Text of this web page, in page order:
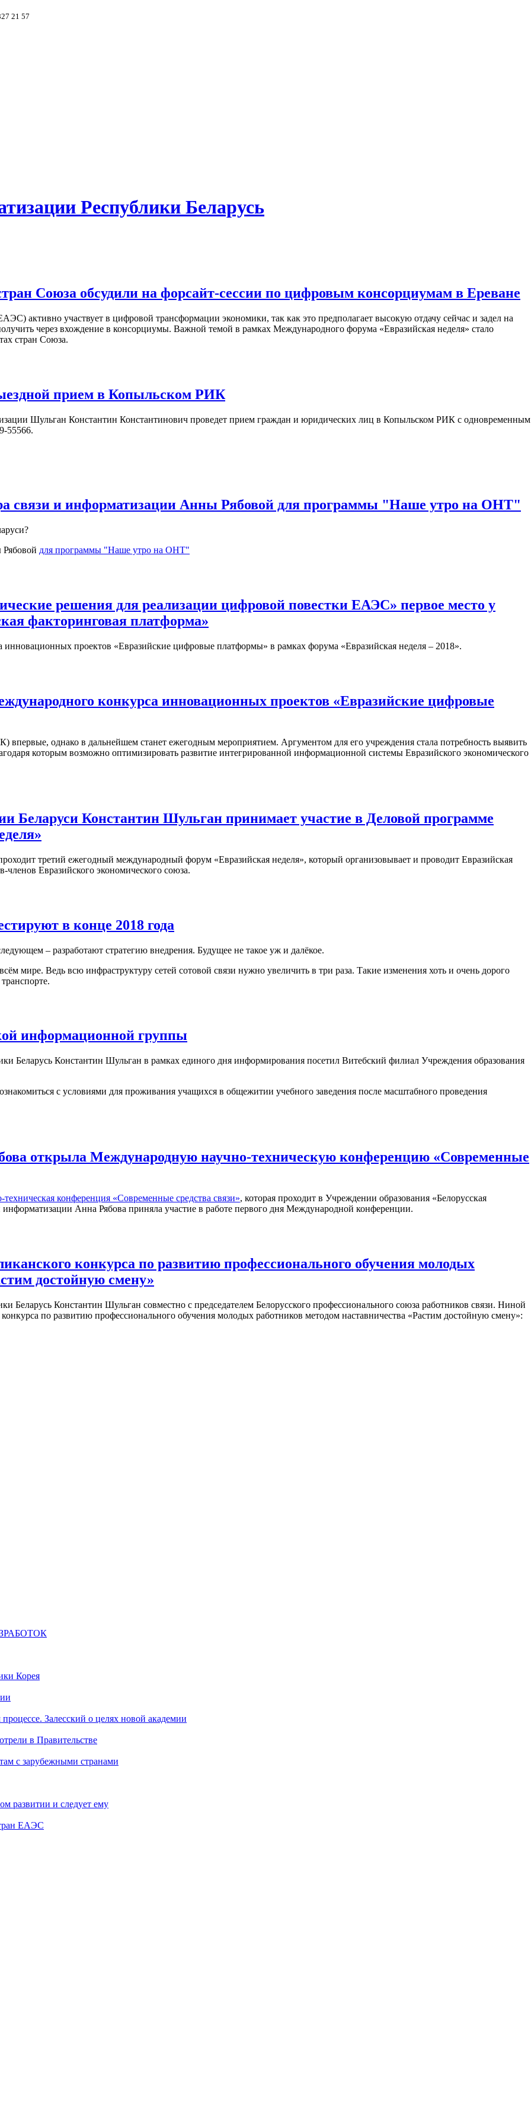
21 57
Республики Беларусь
Союза обсудили на форсайт-сессии по цифровым консорциумам в Ереване
активно участвует в цифровой трансформации экономики, так как это предполагает высокую отдачу сейчас и задел на
через вхождение в консорциумы. Важной темой в рамках Международного форума «Евразийская неделя» стало
стран Союза.
прием в Копыльском РИК
Шульган Константин Константинович проведет прием граждан и юридических лиц в Копыльском РИК с одновременным
55566.
связи и информатизации Анны Рябовой для программы "Наше утро на ОНТ"
для программы "Наше утро на ОНТ"
решения для реализации цифровой повестки ЕАЭС» первое место у
факторинговая платформа»
инновационных проектов «Евразийские цифровые платформы» в рамках форума «Евразийская неделя – 2018».
конкурса инновационных проектов «Евразийские цифровые
впервые, однако в дальнейшем станет ежегодным мероприятием. Аргументом для его учреждения стала потребность выявить
которым возможно оптимизировать развитие интегрированной информационной системы Евразийского экономического
Беларуси Константин Шульган принимает участие в Деловой программе
третий ежегодный международный форум «Евразийская неделя», который организовывает и проводит Евразийская
членов Евразийского экономического союза.
в конце 2018 года
– разработают стратегию внедрения. Будущее не такое уж и далёкое.
мире. Ведь всю инфраструктуру сетей сотовой связи нужно увеличить в три раза. Такие изменения хоть и очень дорого
информационной группы
Беларусь Константин Шульган в рамках единого дня информирования посетил Витебский филиал Учреждения образования
с условиями для проживания учащихся в общежитии учебного заведения после масштабного проведения
открыла Международную научно-техническую конференцию «Современные
конференция «Современные средства связи», которая проходит в Учреждении образования «Белорусская
информатизации Анна Рябова приняла участие в работе первого дня Международной конференции.
конкурса по развитию профессионального обучения молодых
достойную смену»
Беларусь Константин Шульган совместно с председателем Белорусского профессионального союза работников связи. Ниной
по развитию профессионального обучения молодых работников методом наставничества «Растим достойную смену»:
Корея
Залесский о целях новой академии
в Правительстве
с зарубежными странами
развитии и следует ему
ЕАЭС